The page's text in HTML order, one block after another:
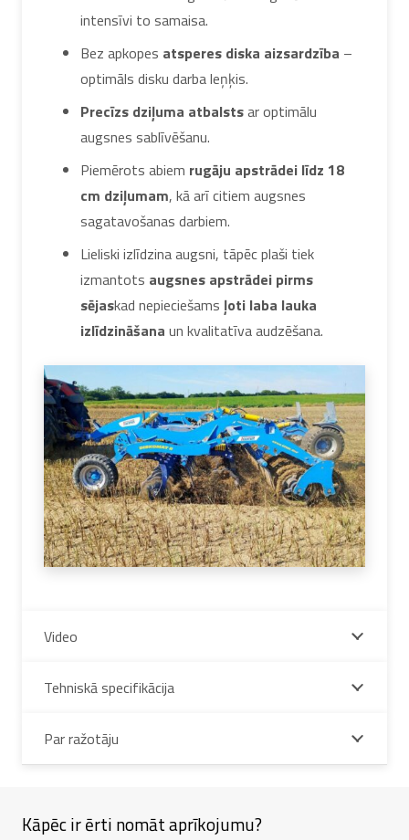
intensīvi to samaisa.
Bez apkopes atsperes diska aizsardzība –
optimāls disku darba leņķis.
Precīzs dziļuma atbalstsar optimālu
augsnes sablīvēšanu.
Piemērots abiem rugāju apstrādei līdz 18
cm dziļumam, kā arī citiem augsnes
sagatavošanas darbiem.
Lieliski izlīdzina augsni, tāpēc plaši tiek
izmantots augsnes apstrādei pirms
sējaskad nepieciešams ļoti laba lauka
izlīdzināšana un kvalitatīva audzēšana.
Video
Tehniskā specifikācija
Par ražotāju
Kāpēc ir ērti nomāt aprīkojumu?